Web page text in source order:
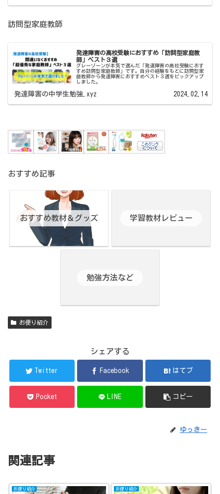
訪問型家庭教師
発達障害の高校受験におすすめ「訪問型家庭教
師」ベスト３選
グレーゾーンが本気で選んだ「発達障害の高校受験におす
すめ訪問型家庭教師」です。自分の経験をもとに訪問型家
庭教師から発達障害におすすめベスト３選をピックアップ
しました。
発達障害の中学生勉強.xyz 2024.02.14
おすすめ記事
おすすめ教材＆グッズ 学習教材レビュー
勉強方法など
お便り紹介
シェアする
Twitter Facebook はてブ
Pocket LINE コピー
ゆっきー
関連記事
お便り紹介 お便り紹介